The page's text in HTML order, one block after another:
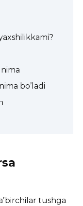
bo’ladi
tushga